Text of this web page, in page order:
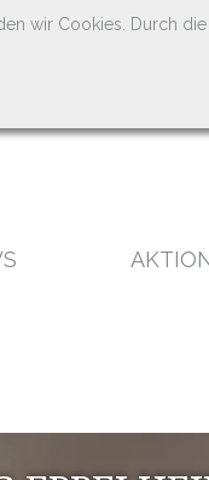
wir Cookies. Durch